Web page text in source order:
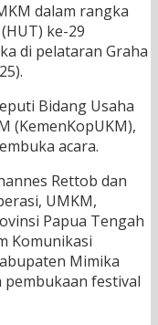
dalam rangka
ke-29
di pelataran Graha
Bidang Usaha
(KemenKopUKM),
acara.
Rettob dan
UMKM,
Papua Tengah
Komunikasi
Mimika
festival